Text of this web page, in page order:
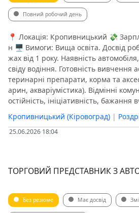
Повний робочий день
📍 Локація: Кропивницький 💸
н 🖥 Вимоги: Вища освіта. Досвід
жах від 1 року. Наявність
свіду водіння. Готовність вивчення
теринарні препарати, корма та
арин, акваріумістика). Відмінні
остійність, ініціативність, бажання
Кропивницький (Кіровоград) |
25.06.2026 18:04
ТОРГОВИЙ ПРЕДСТАВНИК З
Без резюме Має досвід